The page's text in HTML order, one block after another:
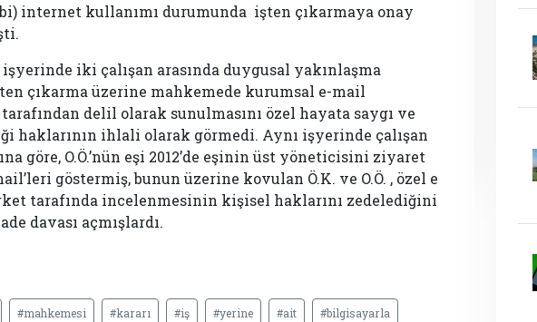
internet kullanımı durumunda işten çıkarmaya onay
iki çalışan arasında duygusal yakınlaşma
çıkarma üzerine mahkemede kurumsal e-mail
delil olarak sunulmasını özel hayata saygı ve
haklarının ihlali olarak görmedi. Aynı işyerinde çalışan
göre, O.Ö.’nün eşi 2012’de eşinin üst yöneticisini ziyaret
göstermiş, bunun üzerine kovulan Ö.K. ve O.Ö. , özel e
tarafında incelenmesinin kişisel haklarını zedelediğini
davası açmışlardı.
#mahkemesi #kararı #iş #yerine #ait #bilgisayarla